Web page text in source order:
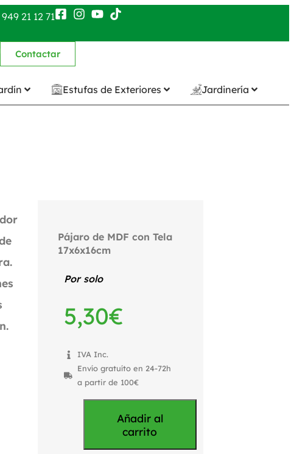
21 12 71
Contactar
Estufas de Exteriores Jardinería
Pájaro de MDF con Tela
17x6x16cm
Por solo
5,30€
IVA Inc.
Envío gratuíto en 24-72h
a partir de 100€
Añadir al
carrito